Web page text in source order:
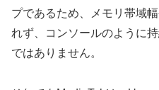
プであるため、メモリ帯域
れず、コンソールのように
ではありません。